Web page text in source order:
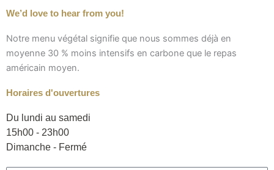
We’d love to hear from you!
Notre menu végétal signifie que nous sommes déjà en
moyenne 30 % moins intensifs en carbone que le repas
américain moyen.
Horaires d'ouvertures
Du lundi au samedi
15h00 - 23h00
Dimanche - Fermé